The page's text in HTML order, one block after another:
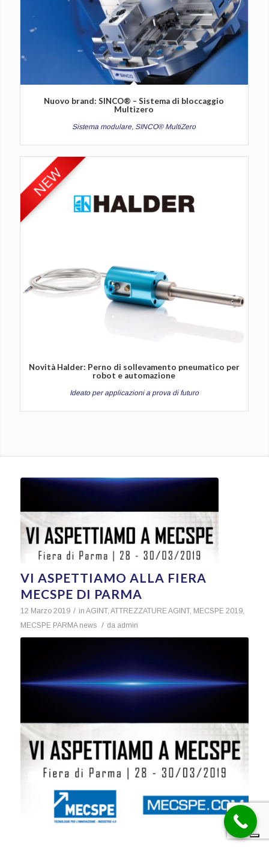
Nuovo brand: SINCO® – Sistema di bloccaggio
Multizero
Sistema modulare, SINCO® MultiZero
Novità Halder: Perno di sollevamento pneumatico per
robot e automazione
Ideato per applicazioni a prova di futuro
VI ASPETTIAMO ALLA FIERA
MECSPE DI PARMA
12 Marzo 2019 / in AGINT, ATTREZZATURE AGINT, MECSPE 2019,
MECSPE PARMA news / da admin